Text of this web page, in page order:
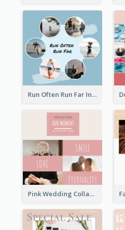
Run Often Run Far Instagram Post
Pink Wedding Collage Instagram Post